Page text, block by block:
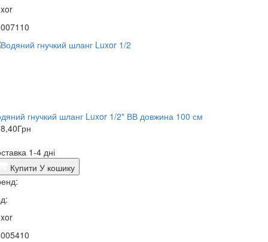
гнучкий шланг Luxor 1/2" ВВ довжина 100 см
Грн
1-4 дні
Купити У кошику